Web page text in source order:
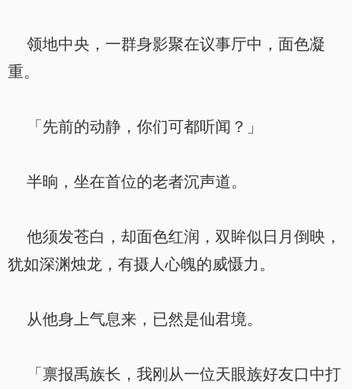
领地中央，一群身影聚在议事厅中，面色凝
重。
「先前的动静，你们可都听闻？」
半晌，坐在首位的老者沉声道。
他须发苍白，却面色红润，双眸似日月倒映，
犹如深渊烛龙，有摄人心魄的威慑力。
从他身上气息来，已然是仙君境。
「禀报禹族长，我刚从一位天眼族好友口中打